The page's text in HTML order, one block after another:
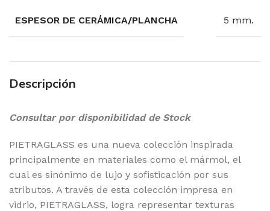
ESPESOR DE CERÁMICA/PLANCHA 5 mm.
Descripción
Consultar por disponibilidad de Stock
PIETRAGLASS es una nueva colección inspirada
principalmente en materiales como el mármol, el
cual es sinónimo de lujo y sofisticación por sus
atributos. A través de esta colección impresa en
vidrio, PIETRAGLASS, logra representar texturas